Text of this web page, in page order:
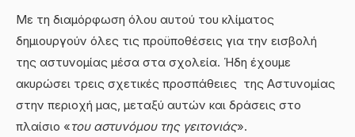
Με τη διαμόρφωση όλου αυτού του κλίματος
δημιουργούν όλες τις προϋποθέσεις για την εισβολή
της αστυνομίας μέσα στα σχολεία. Ήδη έχουμε
ακυρώσει τρεις σχετικές προσπάθειες της Αστυνομίας
στην περιοχή μας, μεταξύ αυτών και δράσεις στο
πλαίσιο «του αστυνόμου της γειτονιάς».